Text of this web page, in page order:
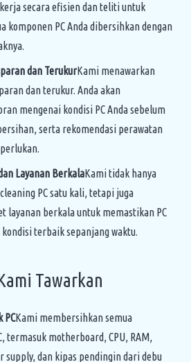
secara efisien dan teliti untuk
komponen PC Anda dibersihkan dengan
dan TerukurKami menawarkan
dan terukur. Anda akan
mengenai kondisi PC Anda sebelum
serta rekomendasi perawatan
Layanan BerkalaKami tidak hanya
PC satu kali, tetapi juga
layanan berkala untuk memastikan PC
terbaik sepanjang waktu.
Tawarkan
PCKami membersihkan semua
termasuk motherboard, CPU, RAM,
supply, dan kipas pendingin dari debu